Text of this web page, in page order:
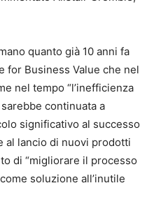
quanto già 10 anni fa
for Business Value che nel
nel tempo “l’inefficienza
continuata a
significativo al successo
al lancio di nuovi prodotti
di “migliorare il processo
soluzione all’inutile